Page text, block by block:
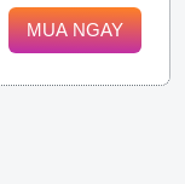
MUA NGAY